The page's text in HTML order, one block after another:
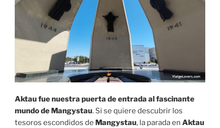
Aktau fue nuestra puerta de entrada al fascinante
mundo de Mangystau. Si se quiere descubrir los
tesoros escondidos de Mangystau, la parada en Aktau